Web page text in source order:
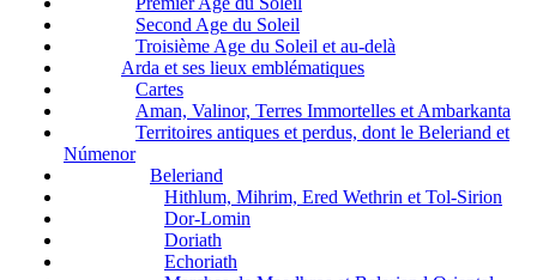
Second Age du Soleil
Troisième Age du Soleil et au-delà
Arda et ses lieux emblématiques
Cartes
Aman, Valinor, Terres Immortelles et Ambarkanta
Territoires antiques et perdus, dont le Beleriand et
Númenor
Beleriand
Hithlum, Mihrim, Ered Wethrin et Tol-Sirion
Dor-Lomin
Doriath
Echoriath